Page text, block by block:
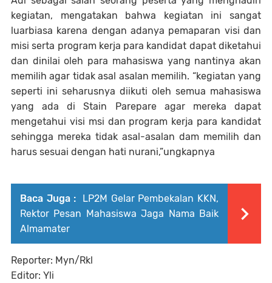
kegiatan, mengatakan bahwa kegiatan ini sangat
luarbiasa karena dengan adanya pemaparan visi dan
misi serta program kerja para kandidat dapat diketahui
dan dinilai oleh para mahasiswa yang nantinya akan
memilih agar tidak asal asalan memilih. “kegiatan yang
seperti ini seharusnya diikuti oleh semua mahasiswa
yang ada di Stain Parepare agar mereka dapat
mengetahui visi msi dan program kerja para kandidat
sehingga mereka tidak asal-asalan dam memilih dan
harus sesuai dengan hati nurani,”ungkapnya
Baca Juga :
LP2M Gelar Pembekalan KKN,
Rektor Pesan Mahasiswa Jaga Nama Baik
Almamater
Reporter: Myn/Rkl
Editor: Yli